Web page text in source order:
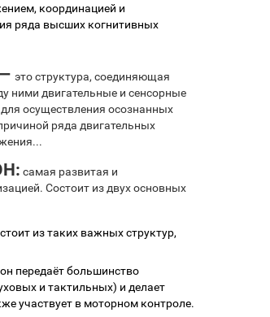
координацией и
ряда высших когнитивных
это структура, соединяющая
ними двигательные и сенсорные
осуществления осознанных
ряда двигательных
самая развитая и
Состоит из двух основных
из таких важных структур,
передаёт большинство
и тактильных) и делает
участвует в моторном контроле.